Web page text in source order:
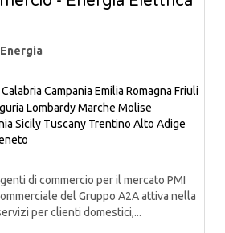
Calabria Campania Emilia Romagna Friuli
LombardyMarche Molise
Sicily Tuscany Trentino Alto Adige
di commercio per il mercato PMI
del Gruppo A2A attiva nella
per clienti domestici,...